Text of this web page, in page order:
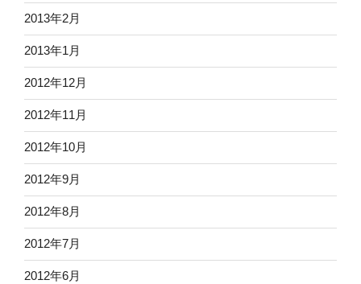
2013年2月
2013年1月
2012年12月
2012年11月
2012年10月
2012年9月
2012年8月
2012年7月
2012年6月